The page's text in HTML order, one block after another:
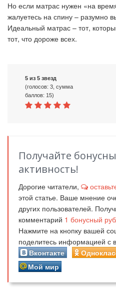
Но если матрас нужен «на
жалуетесь на спину – разумно
Идеальный матрас – тот,
тот, что дороже всех.
5 из 5 звезд
(голосов: 3, сумма
баллов: 15)
Получайте
активность!
Дорогие читатели,
этой статье. Ваше мнение
других пользователей.
комментарий 1 бонусный
Нажмите на кнопку вашей
поделитесь информацией с
Вконтакте
Мой мир